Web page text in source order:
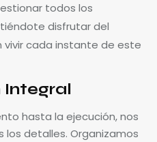
todos los
disfrutar del
cada instante de este
Integral
hasta la ejecución, nos
detalles. Organizamos